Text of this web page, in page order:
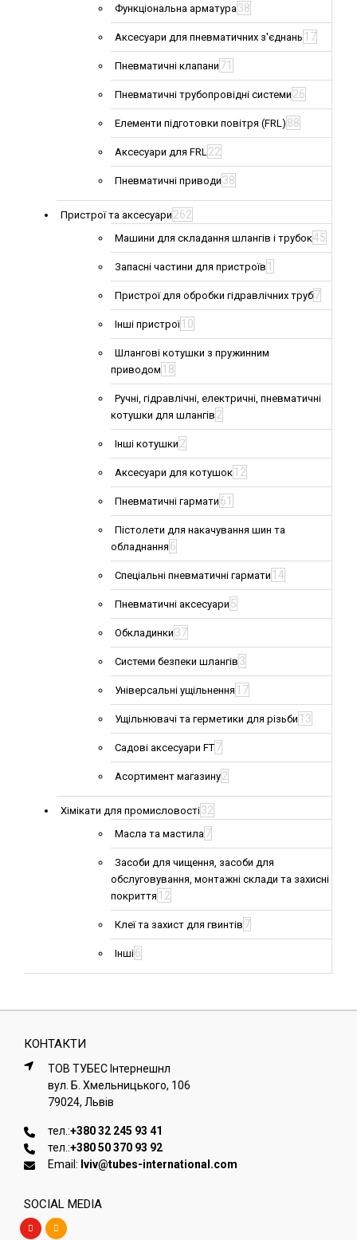
Функціональна арматура38
Аксесуари для пневматичних з'єднань 17
Пневматичні клапани 71
Пневматичні трубопровідні системи 26
Елементи підготовки повітря (FRL) 88
Аксесуари для FRL22
Пневматичні приводи 38
Пристрої та аксесуари 262
Машини для складання шлангів і трубок45
Запасні частини для пристроїв 1
Пристрої для обробки гідравлічних труб7
Інші пристрої 10
Шлангові котушки з пружинним
приводом 18
Ручні, гідравлічні, електричні, пневматичні
котушки для шлангів 2
Інші котушки 2
Аксесуари для котушок 12
Пневматичні гармати 61
Пістолети для накачування шин та
обладнання 6
Спеціальні пневматичні гармати 14
Пневматичні аксесуари 5
Обкладинки 37
Системи безпеки шлангів 3
Універсальні ущільнення 17
Ущільнювачі та герметики для різьби 13
Садові аксесуари FT7
Асортимент магазину2
Хімікати для промисловості32
Масла та мастила7
Засоби для чищення, засоби для
обслуговування, монтажні склади та захисні
покриття 12
Клеї та захист для гвинтів 7
Інші6
КОНТАКТИ
ТОВ ТУБЕС Iнтернешнл
вул. Б. Хмельницького, 106
79024, Львiв
тел.:+380 32 245 93 41
тел.:+380 50 370 93 92
Email: lviv@tubes-international.com
SOCIAL MEDIA